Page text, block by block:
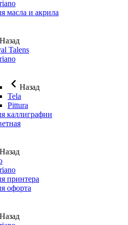
масла и акрила
Назад
Talens
Назад
Tela
Pittura
каллиграфии
Назад
принтера
офорта
Назад